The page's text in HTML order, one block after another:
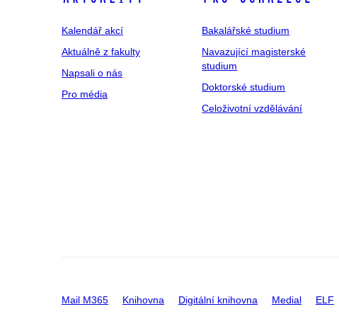
Kalendář akcí
Aktuálně z fakulty
Napsali o nás
Pro média
Bakalářské studium
Navazující magisterské
studium
Doktorské studium
Celoživotní vzdělávání
Mail M365 Knihovna Digitální knihovna Medial ELF